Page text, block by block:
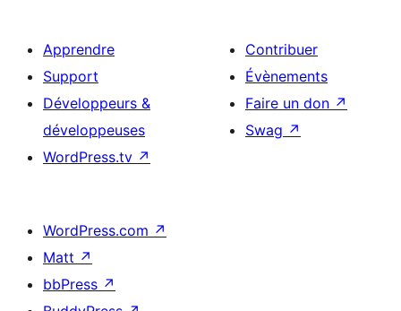
Apprendre
Support
Développeurs &
développeuses
WordPress.tv ↗
Contribuer
Évènements
Faire un don ↗
Swag ↗
WordPress.com ↗
Matt ↗
bbPress ↗